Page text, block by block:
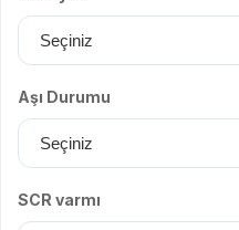
Aşı Durumu
SCR varmı